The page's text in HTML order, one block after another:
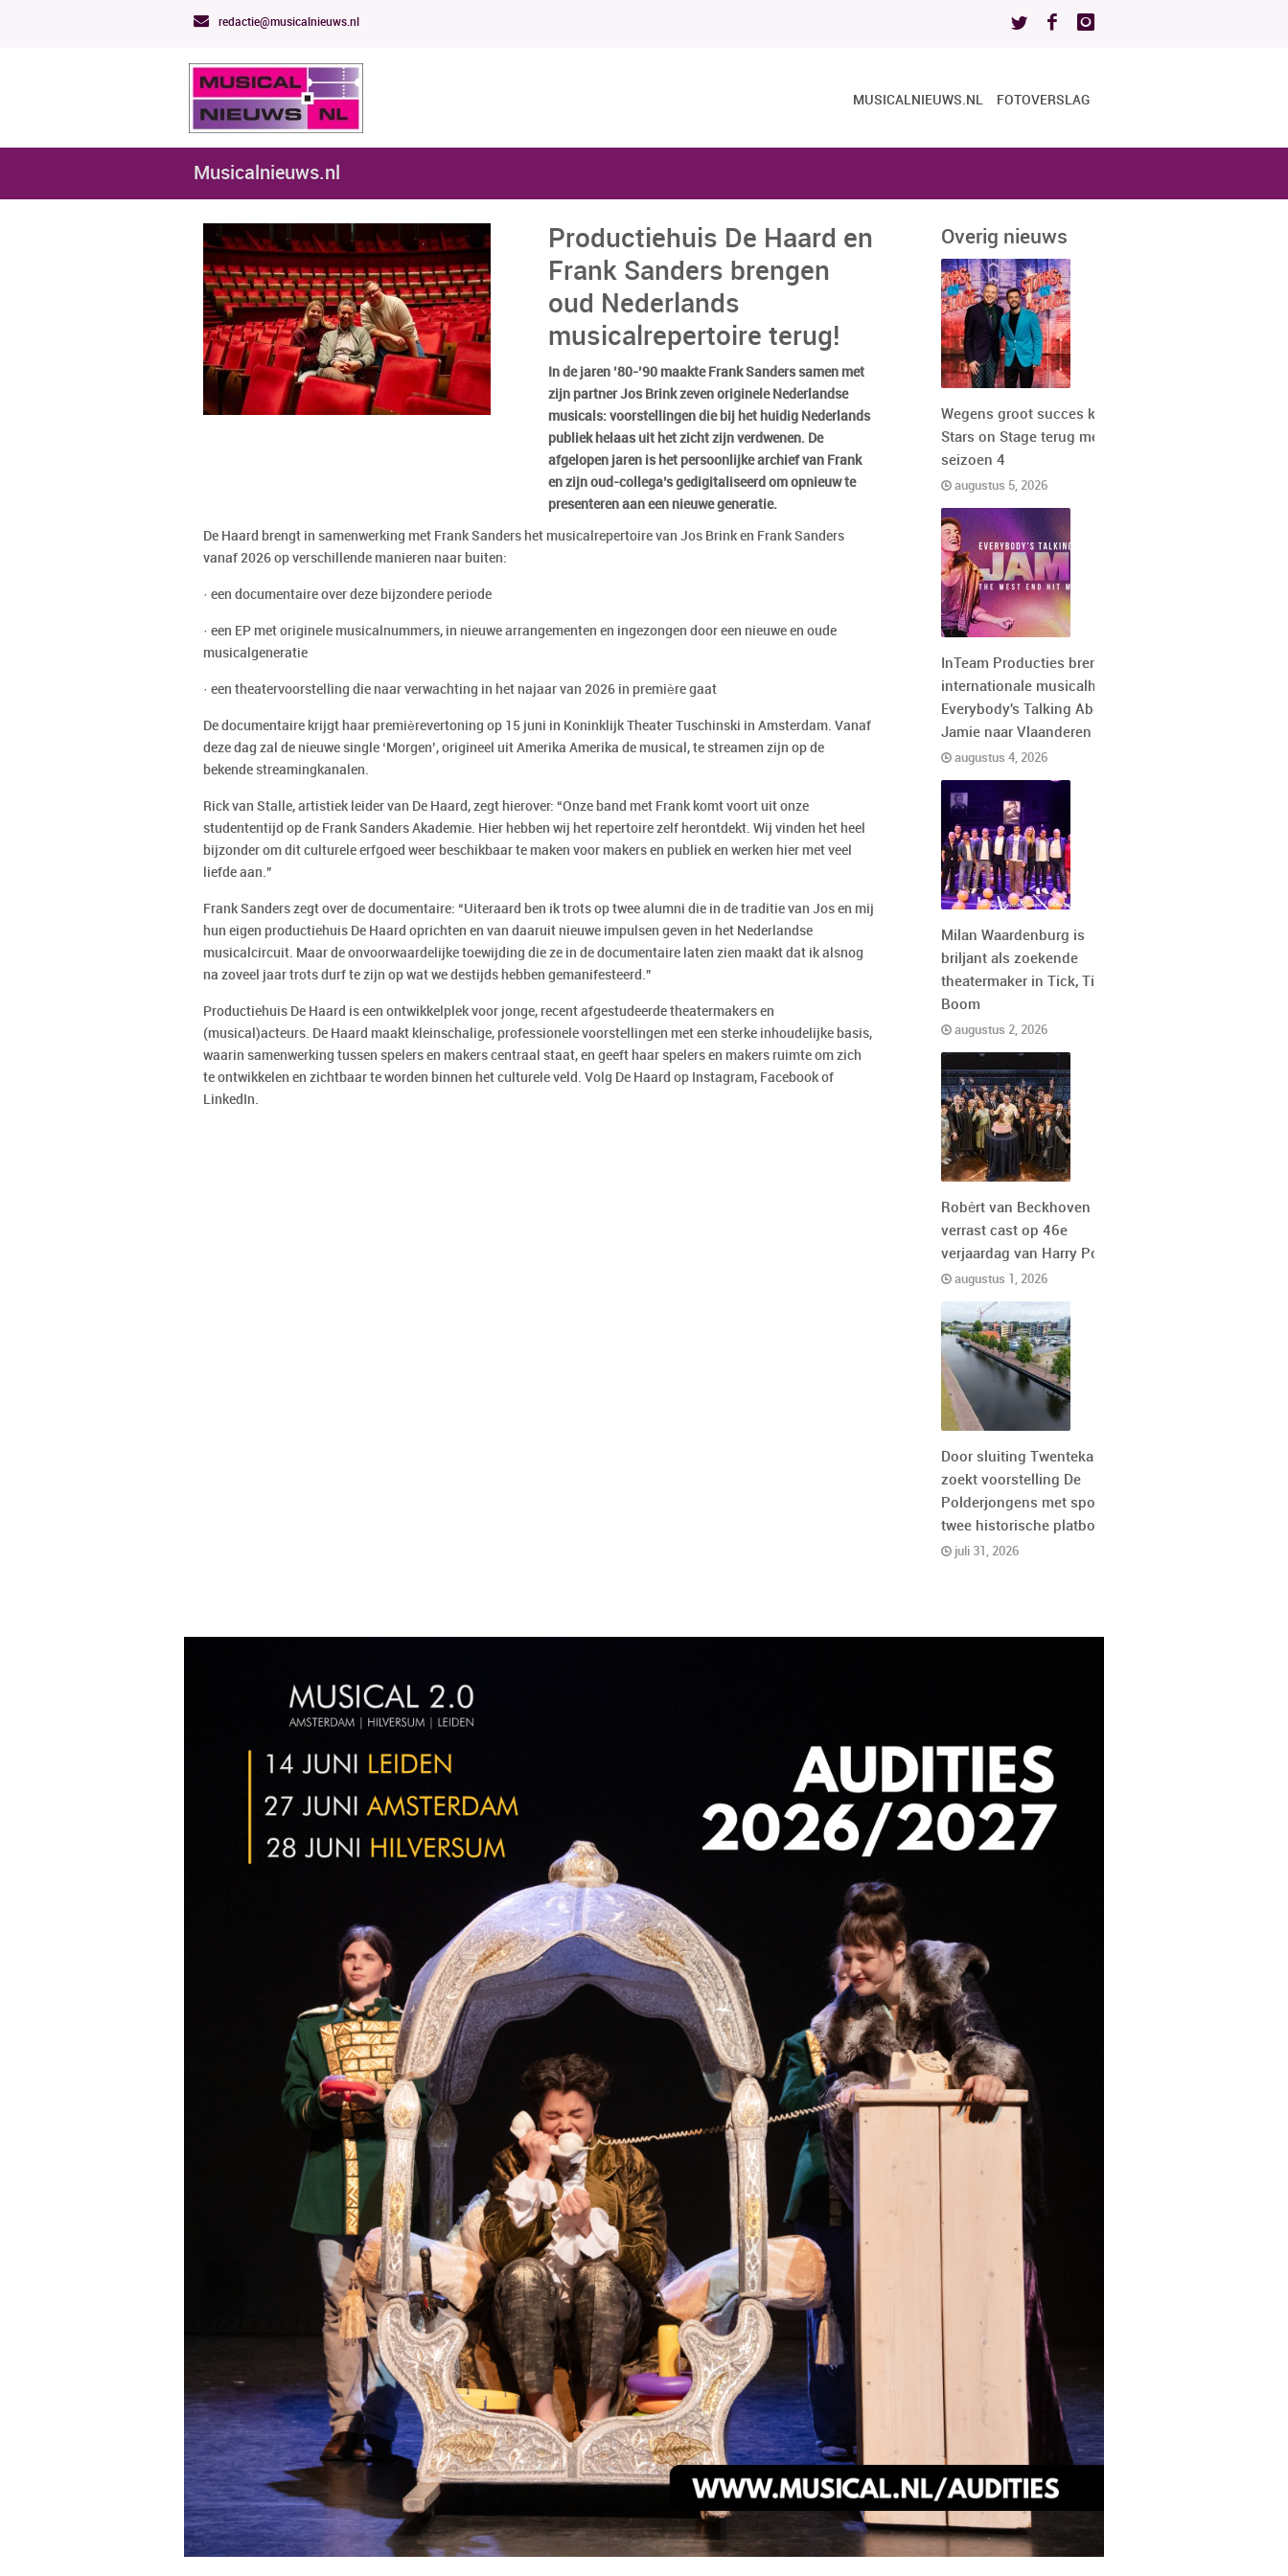
redactie@musicalnieuws.nl
MUSICALNIEUWS.NL FOTOVERSLAG
Musicalnieuws.nl
Productiehuis De Haard en
Frank Sanders brengen
oud Nederlands
musicalrepertoire terug!
In de jaren ’80-’90 maakte Frank Sanders samen met
zijn partner Jos Brink zeven originele Nederlandse
musicals: voorstellingen die bij het huidig Nederlands
publiek helaas uit het zicht zijn verdwenen. De
afgelopen jaren is het persoonlijke archief van Frank
en zijn oud-collega’s gedigitaliseerd om opnieuw te
presenteren aan een nieuwe generatie.
De Haard brengt in samenwerking met Frank Sanders het musicalrepertoire van Jos Brink en Frank Sanders
vanaf 2026 op verschillende manieren naar buiten:
· een documentaire over deze bijzondere periode
· een EP met originele musicalnummers, in nieuwe arrangementen en ingezongen door een nieuwe en oude
musicalgeneratie
· een theatervoorstelling die naar verwachting in het najaar van 2026 in première gaat
De documentaire krijgt haar premièrevertoning op 15 juni in Koninklijk Theater Tuschinski in Amsterdam. Vanaf
deze dag zal de nieuwe single ‘Morgen’, origineel uit Amerika Amerika de musical, te streamen zijn op de
bekende streamingkanalen.
Rick van Stalle, artistiek leider van De Haard, zegt hierover: “Onze band met Frank komt voort uit onze
studententijd op de Frank Sanders Akademie. Hier hebben wij het repertoire zelf herontdekt. Wij vinden het heel
bijzonder om dit culturele erfgoed weer beschikbaar te maken voor makers en publiek en werken hier met veel
liefde aan.”
Frank Sanders zegt over de documentaire: “Uiteraard ben ik trots op twee alumni die in de traditie van Jos en mij
hun eigen productiehuis De Haard oprichten en van daaruit nieuwe impulsen geven in het Nederlandse
musicalcircuit. Maar de onvoorwaardelijke toewijding die ze in de documentaire laten zien maakt dat ik alsnog
na zoveel jaar trots durf te zijn op wat we destijds hebben gemanifesteerd.”
Productiehuis De Haard is een ontwikkelplek voor jonge, recent afgestudeerde theatermakers en
(musical)acteurs. De Haard maakt kleinschalige, professionele voorstellingen met een sterke inhoudelijke basis,
waarin samenwerking tussen spelers en makers centraal staat, en geeft haar spelers en makers ruimte om zich
te ontwikkelen en zichtbaar te worden binnen het culturele veld. Volg De Haard op Instagram, Facebook of
LinkedIn.
Overig nieuws
Wegens groot succes keert
Stars on Stage terug met
seizoen 4
augustus 5, 2026
InTeam Producties brengt de
internationale musicalhit
Everybody's Talking About
Jamie naar Vlaanderen
augustus 4, 2026
Milan Waardenburg is
briljant als zoekende
theatermaker in Tick, Tick,
Boom
augustus 2, 2026
Robèrt van Beckhoven
verrast cast op 46e
verjaardag van Harry Potter
augustus 1, 2026
Door sluiting Twentekanaal
zoekt voorstelling De
Polderjongens met spoed
twee historische platbodems
juli 31, 2026